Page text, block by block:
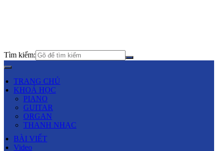
Tìm kiếm:
TRANG CHỦ
KHOÁ HỌC
PIANO
GUITAR
ORGAN
THANH NHẠC
BÀI VIẾT
Video